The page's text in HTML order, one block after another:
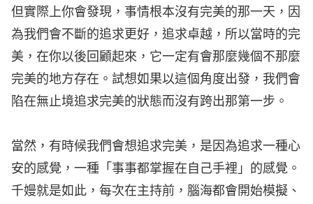
但實際上你會發現，事情根本沒有完美的那一天，因
為我們會不斷的追求更好，追求卓越，所以當時的完
美，在你以後回顧起來，它一定有會那麼幾個不那麼
完美的地方存在。試想如果以這個角度出發，我們會
陷在無止境追求完美的狀態而沒有跨出那第一步。
當然，有時候我們會想追求完美，是因為追求一種心
安的感覺，一種「事事都掌握在自己手裡」的感覺。
千嫚就是如此，每次在主持前，腦海都會開始模擬、